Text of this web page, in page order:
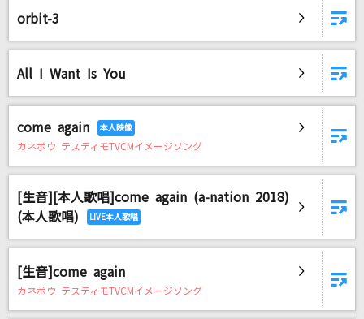
ダーリン
[生音]夏の思い出
美しい鰭(名探偵コナンアニメバージョン)
スピッツ
「ひとりで生きられそう」って それってねえ、
褒めているの?
しわ
buzzG feat.GUMI
orbit-3
All I Want Is You
come again
カネボウ テスティモTVCMイメージソング
[生音][本人歌唱]come again (a-nation 2018)
(本人歌唱)
[生音]come again
カネボウ テスティモTVCMイメージソング